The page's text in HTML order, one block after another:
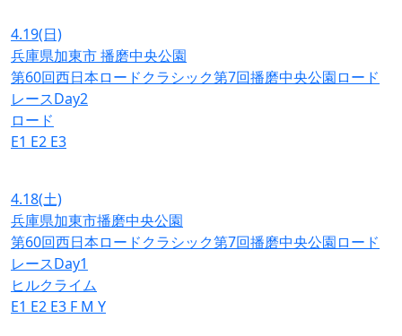
4.19(日)
兵庫県加東市 播磨中央公園
第60回西日本ロードクラシック第7回播磨中央公園ロード
レースDay2
ロード
E1 E2 E3
4.18(土)
兵庫県加東市播磨中央公園
第60回西日本ロードクラシック第7回播磨中央公園ロード
レースDay1
ヒルクライム
E1 E2 E3 F M Y